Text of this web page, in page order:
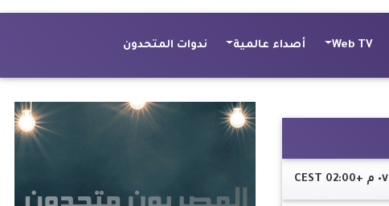
Web TV أصداء عالمية ندوات المتحدون